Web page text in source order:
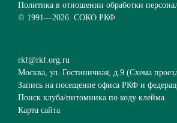
Политика в отношении обработки
© 1991—2026. СОКО РКФ
rkf@rkf.org.ru
Москва, ул. Гостиничная, д.9 (Схема
Запись на посещение офиса РКФ и
Поиск клуба/питомника по коду клейма
Карта сайта